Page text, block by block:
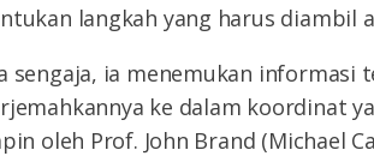
langkah yang harus diambil
sengaja, ia menemukan informasi
ke dalam koordinat
oleh Prof. John Brand (Michael